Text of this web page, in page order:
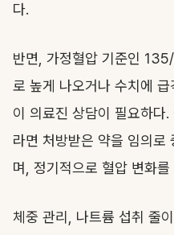
다.
반면, 가정혈압 기준인
로 높게 나오거나 수치에
이 의료진 상담이 필요하다
라면 처방받은 약을 임의로
며, 정기적으로 혈압 변화
체중 관리, 나트륨 섭취 줄